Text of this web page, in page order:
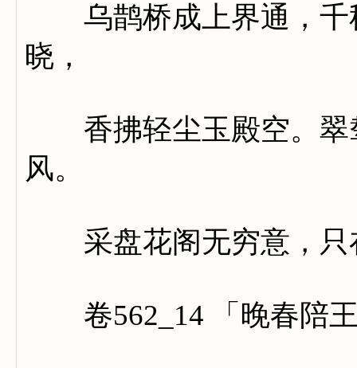
乌鹊桥成上界通，千
晓，
香拂轻尘玉殿空。翠
风。
采盘花阁无穷意，只
卷562_14 「晚春陪王